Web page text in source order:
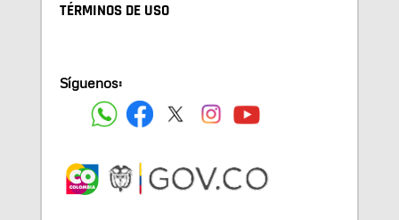
TÉRMINOS DE USO
Síguenos: